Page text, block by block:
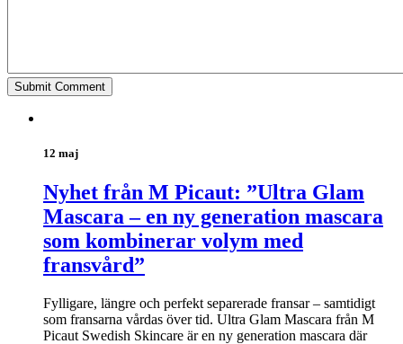
12 maj
Nyhet från M Picaut: ”Ultra Glam
Mascara – en ny generation mascara
som kombinerar volym med
fransvård”
Fylligare, längre och perfekt separerade fransar – samtidigt
som fransarna vårdas över tid. Ultra Glam Mascara från M
Picaut Swedish Skincare är en ny generation mascara där